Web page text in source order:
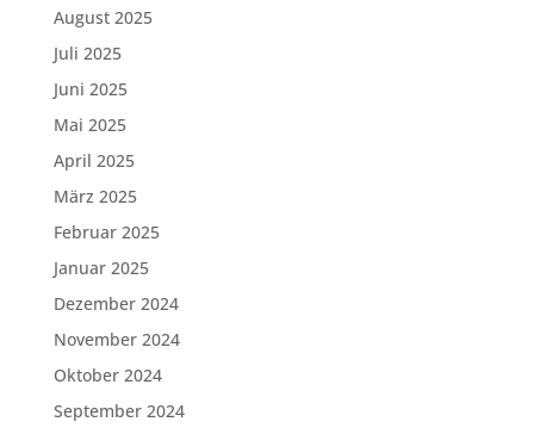
August 2025
Juli 2025
Juni 2025
Mai 2025
April 2025
März 2025
Februar 2025
Januar 2025
Dezember 2024
November 2024
Oktober 2024
September 2024